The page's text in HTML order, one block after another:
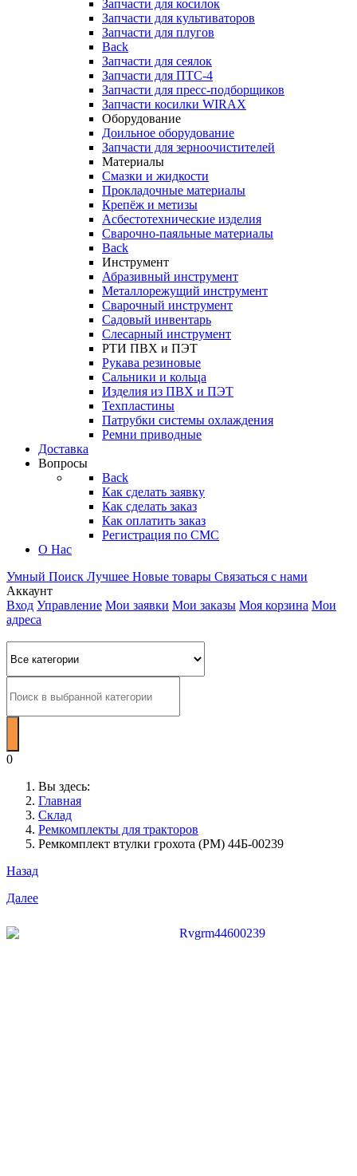
Запчасти для косилок
Запчасти для культиваторов
Запчасти для плугов
Back
Запчасти для сеялок
Запчасти для ПТС-4
Запчасти для пресс-подборщиков
Запчасти косилки WIRAX
Оборудование
Доильное оборудование
Запчасти для зерноочистителей
Материалы
Смазки и жидкости
Прокладочные материалы
Крепёж и метизы
Асбестотехнические изделия
Сварочно-паяльные материалы
Back
Инструмент
Абразивный инструмент
Металлорежущий инструмент
Сварочный инструмент
Садовый инвентарь
Слесарный инструмент
РТИ ПВХ и ПЭТ
Рукава резиновые
Сальники и кольца
Изделия из ПВХ и ПЭТ
Техпластины
Патрубки системы охлаждения
Ремни приводные
Доставка
Вопросы
Back
Как сделать заявку
Как сделать заказ
Как оплатить заказ
Регистрация по СМС
О Нас
Умный Поиск Лучшее Новые товары Связаться с нами
Аккаунт
Вход Управление Мои заявки Мои заказы Моя корзина Мои
адреса
0
Вы здесь:
Главная
Склад
Ремкомплекты для тракторов
Ремкомплект втулки грохота (РМ) 44Б-00239
Назад
Далее